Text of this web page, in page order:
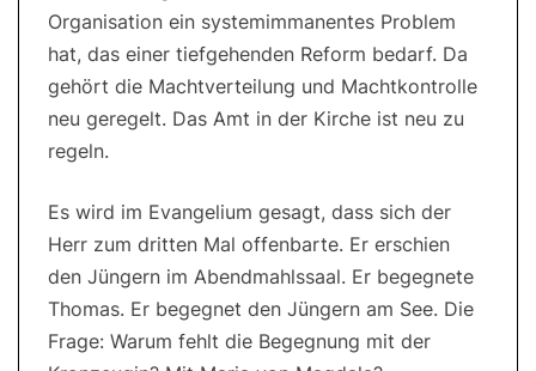
Organisation ein systemimmanentes Problem
hat, das einer tiefgehenden Reform bedarf. Da
gehört die Machtverteilung und Machtkontrolle
neu geregelt. Das Amt in der Kirche ist neu zu
regeln.
Es wird im Evangelium gesagt, dass sich der
Herr zum dritten Mal offenbarte. Er erschien
den Jüngern im Abendmahlssaal. Er begegnete
Thomas. Er begegnet den Jüngern am See. Die
Frage: Warum fehlt die Begegnung mit der